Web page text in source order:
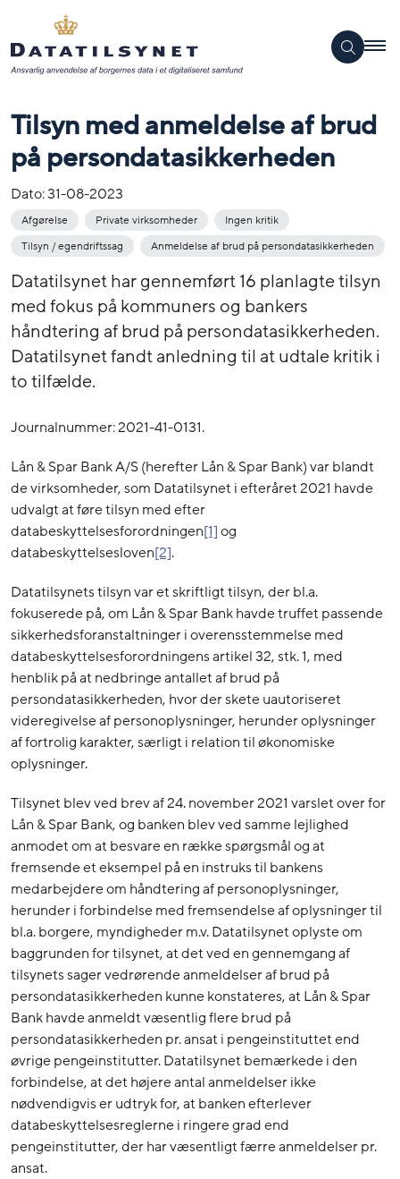
Tilsyn med anmeldelse af brud
på persondatasikkerheden
Dato:31-08-2023
Afgørelse Private virksomheder
Ingen kritik
Tilsyn / egendriftssag
Anmeldelse af brud på persondatasikkerheden
Datatilsynet har gennemført 16 planlagte tilsyn
med fokus på kommuners og bankers
håndtering af brud på persondatasikkerheden.
Datatilsynet fandt anledning til at udtale kritik i
to tilfælde.
Journalnummer: 2021-41-0131.
Lån & Spar Bank A/S (herefter Lån & Spar Bank) var blandt
de virksomheder, som Datatilsynet i efteråret 2021 havde
udvalgt at føre tilsyn med efter
databeskyttelsesforordningen[1]og
databeskyttelsesloven[2].
Datatilsynets tilsyn var et skriftligt tilsyn, der bl.a.
fokuserede på, om Lån & Spar Bank havde truffet passende
sikkerhedsforanstaltninger i overensstemmelse med
databeskyttelsesforordningens artikel 32, stk. 1, med
henblik på at nedbringe antallet af brud på
persondatasikkerheden, hvor der skete uautoriseret
videregivelse af personoplysninger, herunder oplysninger
af fortrolig karakter, særligt i relation til økonomiske
oplysninger.
Tilsynet blev ved brev af 24. november 2021 varslet over for
Lån & Spar Bank, og banken blev ved samme lejlighed
anmodet om at besvare en række spørgsmål og at
fremsende et eksempel på en instruks til bankens
medarbejdere om håndtering af personoplysninger,
herunder i forbindelse med fremsendelse af oplysninger til
bl.a. borgere, myndigheder m.v. Datatilsynet oplyste om
baggrunden for tilsynet, at det ved en gennemgang af
tilsynets sager vedrørende anmeldelser af brud på
persondatasikkerheden kunne konstateres, at Lån & Spar
Bank havde anmeldt væsentlig flere brud på
persondatasikkerheden pr. ansat i pengeinstituttet end
øvrige pengeinstitutter. Datatilsynet bemærkede i den
forbindelse, at det højere antal anmeldelser ikke
nødvendigvis er udtryk for, at banken efterlever
databeskyttelsesreglerne i ringere grad end
pengeinstitutter, der har væsentligt færre anmeldelser pr.
ansat.